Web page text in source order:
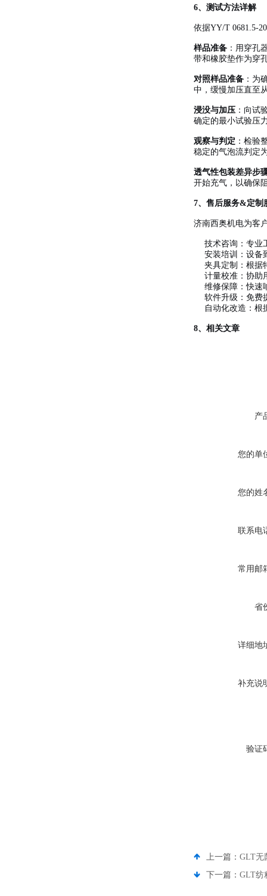
6、测试方法详解
依据YY/T 0681.5-
样品准备 ：用穿孔
带和橡胶垫作为穿
对照样品准备 ：为
中，缓慢加压直至
浸没与加压 ：向试
确定的最小试验压
观察与判定 ：检验
稳定的气泡流判定
透气性包装差异步
开始充气，以确保
7、售后服务&定制
济南西奥机电为客
技术咨询：专业
安装培训：设备
夹具定制：根据
计量校准：协助
维修保障：快速
软件升级：免费
自动化改造：根
8、相关文章
产
您的单
您的姓
联系电
常用邮
省
详细地
补充说
验证
上一篇： GLT无
下一篇： GLT纺